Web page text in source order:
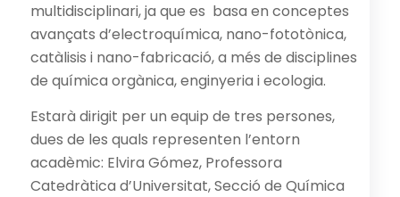
multidisciplinari, ja que es basa en conceptes
avançats d’electroquímica, nano-fototònica,
catàlisis i nano-fabricació, a més de disciplines
de química orgànica, enginyeria i ecologia.
Estarà dirigit per un equip de tres persones,
dues de les quals representen l’entorn
acadèmic: Elvira Gómez, Professora
Catedràtica d’Universitat, Secció de Química